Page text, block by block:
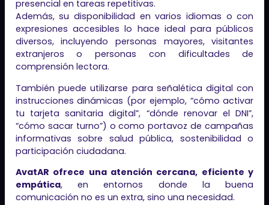
presencial en tareas repetitivas.
Además, su disponibilidad en varios idiomas o con
expresiones accesibles lo hace ideal para públicos
diversos, incluyendo personas mayores, visitantes
extranjeros o personas con dificultades de
comprensión lectora.
También puede utilizarse para señalética digital con
instrucciones dinámicas (por ejemplo, “cómo activar
tu tarjeta sanitaria digital”, “dónde renovar el DNI”,
“cómo sacar turno”) o como portavoz de campañas
informativas sobre salud pública, sostenibilidad o
participación ciudadana.
AvatAR ofrece una atención cercana, eficiente y
empática, en entornos donde la buena
comunicación no es un extra, sino una necesidad.